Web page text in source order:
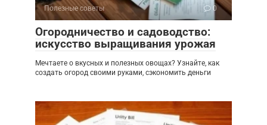
Полезные советы 0
Огородничество и садоводство:
искусство выращивания урожая
Мечтаете о вкусных и полезных овощах? Узнайте, как
создать огород своими руками, сэкономить деньги